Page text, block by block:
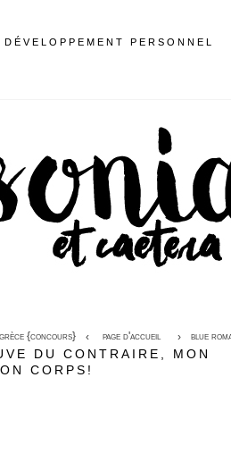
DÉVELOPPEMENT PERSONNEL
{concours} page d'accueil blue
DU CONTRAIRE, MON
CORPS!